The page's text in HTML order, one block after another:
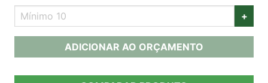
+
ADICIONAR AO ORÇAMENTO